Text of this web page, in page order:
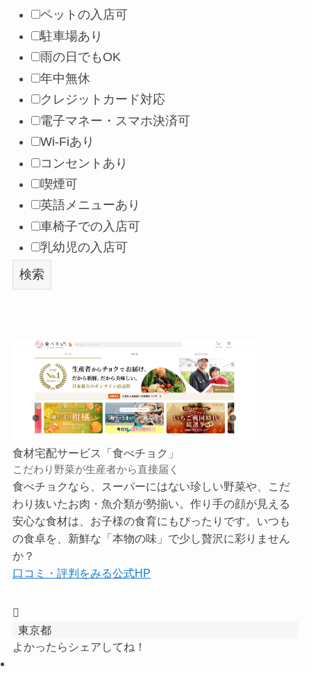
ペットの入店可
駐車場あり
雨の日でもOK
年中無休
クレジットカード対応
電子マネー・スマホ決済可
Wi-Fiあり
コンセントあり
喫煙可
英語メニューあり
車椅子での入店可
乳幼児の入店可
検索
食材宅配サービス「食べチョク」
こだわり野菜が生産者から直接届く
食べチョクなら、スーパーにはない珍しい野菜や、こだ
わり抜いたお肉・魚介類が勢揃い。作り手の顔が見える
安心な食材は、お子様の食育にもぴったりです。いつも
の食卓を、新鮮な「本物の味」で少し贅沢に彩りません
か？
口コミ・評判をみる公式HP
東京都
よかったらシェアしてね！